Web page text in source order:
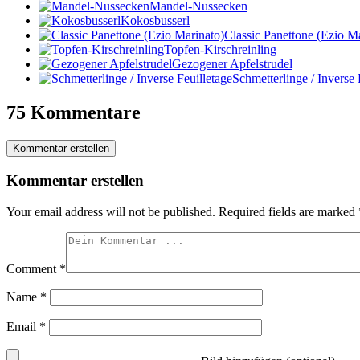
Mandel-Nussecken
Kokosbusserl
Classic Panettone (Ezio
Topfen-Kirschreinling
Gezogener Apfelstrudel
Schmetterlinge / Inverse
75 Kommentare
Kommentar erstellen
Kommentar erstellen
Your email address will not be published. Required fields are marked
Comment *
Name *
Email *